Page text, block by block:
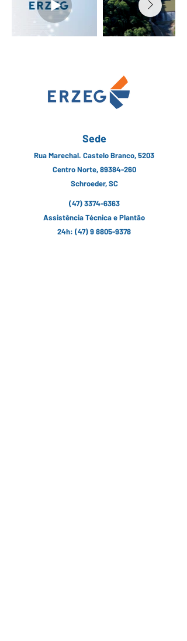
Sede
Rua Marechal. Castelo Branco, 5203
Centro Norte, 89384-260
Schroeder, SC
(47) 3374-6363
Assistência Técnica e Plantão
24h: (47) 9 8805-9378